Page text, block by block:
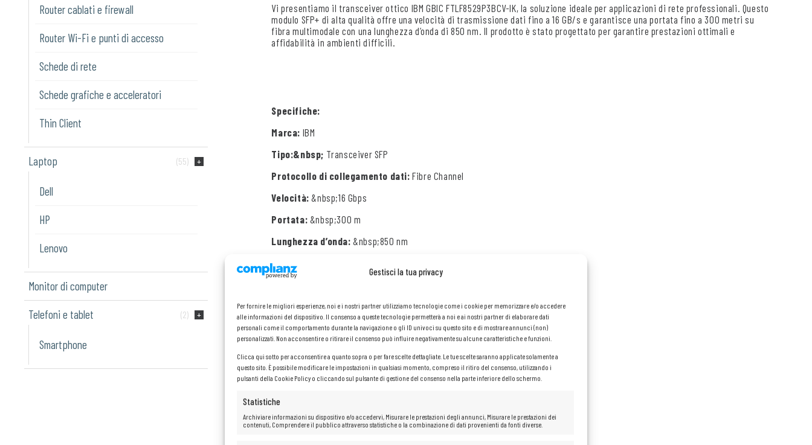
Gestisci la tua privacy
Per fornire le migliori esperienze, noi e i nostri partner utilizziamo tecnologie come i cookie per memorizzare e/o accedere
alle informazioni del dispositivo. Il consenso a queste tecnologie permetterà a noi e ai nostri partner di elaborare dati
personali come il comportamento durante la navigazione o gli ID univoci su questo sito e di mostrare annunci (non)
personalizzati. Non acconsentire o ritirare il consenso può influire negativamente su alcune caratteristiche e funzioni.
Clicca qui sotto per acconsentire a quanto sopra o per fare scelte dettagliate. Le tue scelte saranno applicate solamente a
questo sito. È possibile modificare le impostazioni in qualsiasi momento, compreso il ritiro del consenso, utilizzando i
pulsanti della Cookie Policy o cliccando sul pulsante di gestione del consenso nella parte inferiore dello schermo.
Statistiche
Archiviare informazioni su dispositivo e/o accedervi, Misurare le prestazioni degli annunci, Misurare le prestazioni dei
contenuti, Comprendere il pubblico attraverso statistiche o la combinazione di dati provenienti da fonti diverse.
Router cablati e firewall
Router Wi-Fi e punti di accesso
Schede di rete
Schede grafiche e acceleratori
Thin Client
Laptop (55)
Dell
HP
Lenovo
Monitor di computer
Telefoni e tablet (2)
Smartphone
Vi presentiamo il transceiver ottico IBM GBIC FTLF8529P3BCV-IK, la soluzione ideale per applicazioni di rete professionali. Questo
modulo SFP+ di alta qualità offre una velocità di trasmissione dati fino a 16 GB/s e garantisce una portata fino a 300 metri su
fibra multimodale con una lunghezza d’onda di 850 nm. Il prodotto è stato progettato per garantire prestazioni ottimali e
affidabilità in ambienti difficili.
Specifiche:
Marca: IBM
Tipo:&nbsp; Transceiver SFP
Protocollo di collegamento dati: Fibre Channel
Velocità: &nbsp;16 Gbps
Portata: &nbsp;300 m
Lunghezza d’onda: &nbsp;850 nm